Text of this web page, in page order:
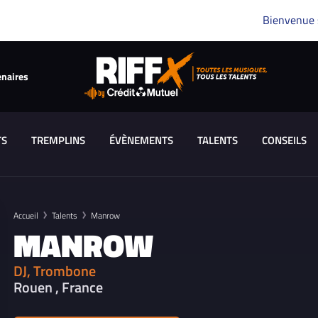
Bienvenue
TREMPLINS ÉVÈNEMENTS TALENTS CONSEILS
Accueil Talents Manrow
MANROW
DJ, Trombone
Rouen , France